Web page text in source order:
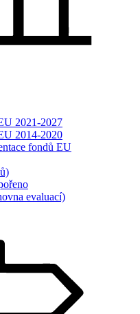
2021-2027
2014-2020
fondů EU
evaluací)